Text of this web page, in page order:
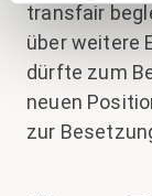
transfair
über weitere
dürfte zum
neuen
zur